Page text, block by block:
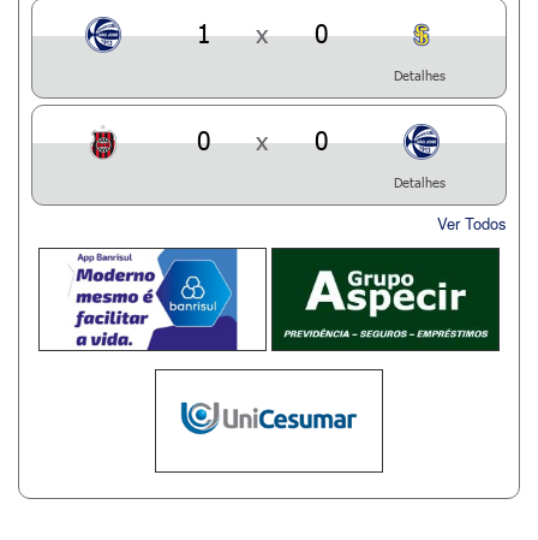
1 x 0
Detalhes
0 x 0
Detalhes
Ver Todos